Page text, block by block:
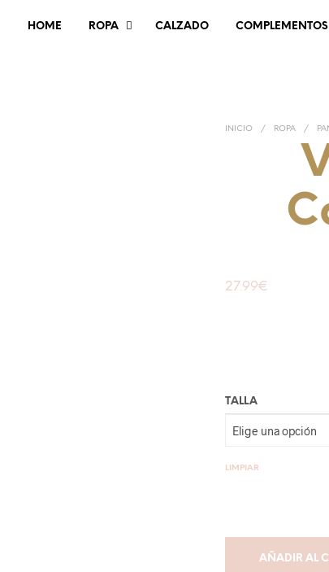
HOME ROPA CALZADO COMPLEMENTOS
INICIO / ROPA /
27.99€
TALLA
LIMPIAR
AÑADIR AL